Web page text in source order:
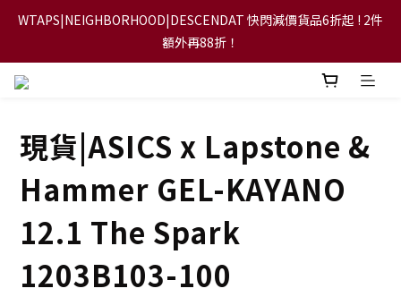
【FLASH SALE 兩件指定現貨產品即享88折】
WTAPS|NEIGHBORHOOD|DESCENDAT 快閃減價貨品6折起 ! 2件
額外再88折！
【立即加入會員，每次消費將可獲禮金回贈下一次使用！】
【FLASH SALE 兩件指定現貨產品即享88折】
現貨|ASICS x Lapstone &
Hammer GEL-KAYANO
12.1 The Spark
1203B103-100